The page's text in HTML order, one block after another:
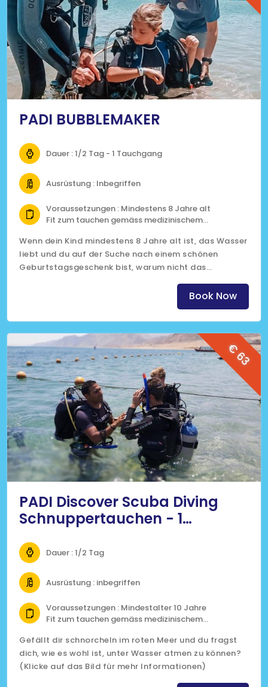
PADI BUBBLEMAKER
Dauer : 1/2 Tag - 1 Tauchgang
Ausrüstung : Inbegriffen
Voraussetzungen : Mindestens 8 Jahre alt
Fit zum tauchen gemäss medizinischem
Wenn dein Kind mindestens 8 Jahre alt ist, das Wasser
liebt und du auf der Suche nach einem schönen
Geburtstagsgeschenk bist, warum nicht das
(Klicke auf den Kursnamen, um mehr Informationen zu
Book Now
€ 63
PADI Discover Scuba Diving
Schnuppertauchen - 1
Dauer : 1/2 Tag
Ausrüstung : inbegriffen
Voraussetzungen : Mindestalter 10 Jahre
Fit zum tauchen gemäss medizinischem
Gefällt dir schnorcheln im roten Meer und du fragst
dich, wie es wohl ist, unter Wasser atmen zu können?
(Klicke auf das Bild für mehr Informationen)